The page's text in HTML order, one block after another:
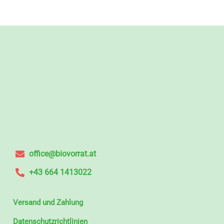
office@biovorrat.at
+43 664 1413022
Versand und Zahlung
Datenschutzrichtlinien